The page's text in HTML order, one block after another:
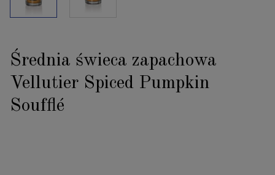
Średnia świeca zapachowa
Vellutier Spiced Pumpkin
Soufflé